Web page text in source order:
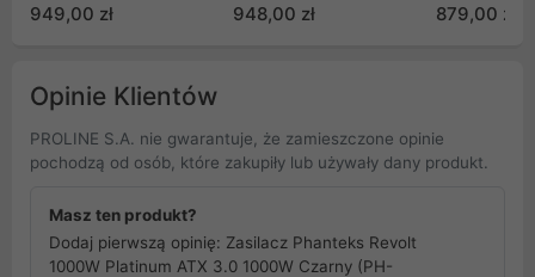
949,00 zł 948,00 zł 879,00 zł
Opinie Klientów
PROLINE S.A. nie gwarantuje, że zamieszczone opinie
pochodzą od osób, które zakupiły lub używały dany produkt.
Masz ten produkt?
Dodaj pierwszą opinię: Zasilacz Phanteks Revolt
1000W Platinum ATX 3.0 1000W Czarny (PH-